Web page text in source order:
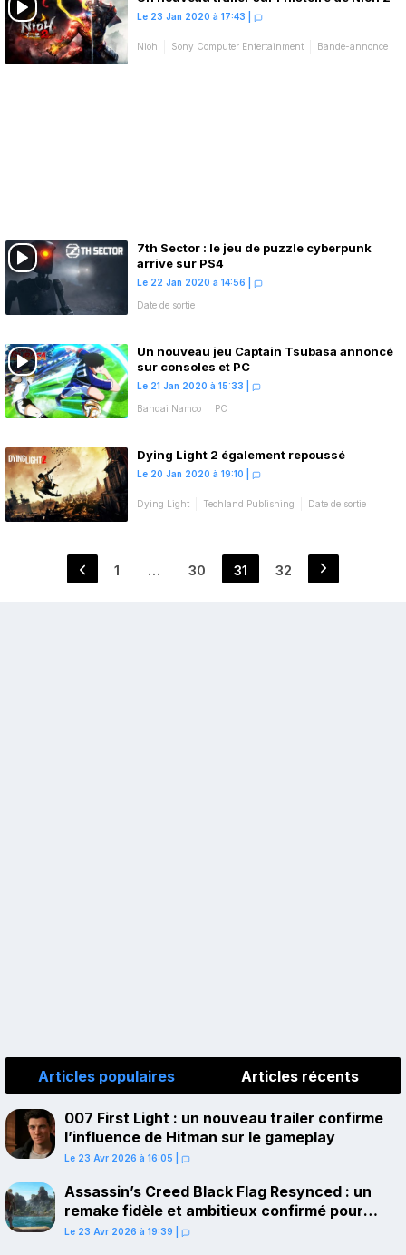
Le 23 Jan 2020 à 17:43
Nioh Sony Computer Entertainment Bande-annonce
7th Sector : le jeu de puzzle cyberpunk
arrive sur PS4
Le 22 Jan 2020 à 14:56
Date de sortie
Un nouveau jeu Captain Tsubasa annoncé
sur consoles et PC
Le 21 Jan 2020 à 15:33
Bandai Namco PC
Dying Light 2 également repoussé
Le 20 Jan 2020 à 19:10
Dying Light Techland Publishing Date de sortie
Pagination
Page
1 … Page
30 Page
31 Page
32
Articles populaires Articles récents
007 First Light : un nouveau trailer confirme
l’influence de Hitman sur le gameplay
Le 23 Avr 2026 à 16:05
Assassin’s Creed Black Flag Resynced : un
remake fidèle et ambitieux confirmé pour
juillet sur PS5
Le 23 Avr 2026 à 19:39